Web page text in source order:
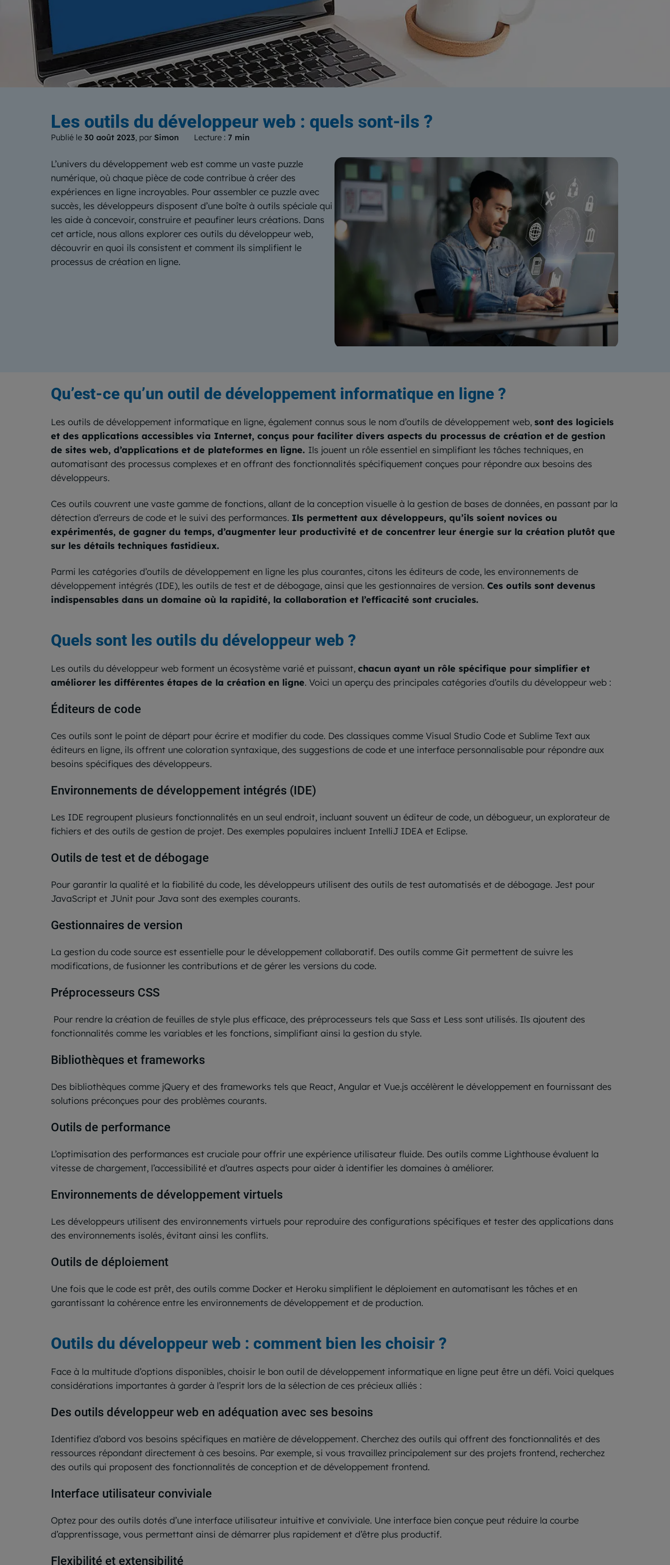
Le blogdu Centre Européen de Formation
Les outils du développeur web : quels sont-ils ?
Publié le 30 août 2023, par Simon Lecture : 7 min
L’univers du développement web est comme un vaste puzzle
numérique, où chaque pièce de code contribue à créer des
expériences en ligne incroyables. Pour assembler ce puzzle avec
succès, les développeurs disposent d’une boîte à outils spéciale qui
les aide à concevoir, construire et peaufiner leurs créations. Dans
cet article, nous allons explorer ces outils du développeur web,
découvrir en quoi ils consistent et comment ils simplifient le
processus de création en ligne.
Qu’est-ce qu’un outil de développement informatique en ligne ?
Les outils de développement informatique en ligne, également connus sous le nom d’outils de développement web, sont des logiciels
et des applications accessibles via Internet, conçus pour faciliter divers aspects du processus de création et de gestion
de sites web, d’applications et de plateformes en ligne. Ils jouent un rôle essentiel en simplifiant les tâches techniques, en
automatisant des processus complexes et en offrant des fonctionnalités spécifiquement conçues pour répondre aux besoins des
développeurs.
Ces outils couvrent une vaste gamme de fonctions, allant de la conception visuelle à la gestion de bases de données, en passant par la
détection d’erreurs de code et le suivi des performances. Ils permettent aux développeurs, qu’ils soient novices ou
expérimentés, de gagner du temps, d’augmenter leur productivité et de concentrer leur énergie sur la création plutôt que
sur les détails techniques fastidieux.
Parmi les catégories d’outils de développement en ligne les plus courantes, citons les éditeurs de code, les environnements de
développement intégrés (IDE), les outils de test et de débogage, ainsi que les gestionnaires de version. Ces outils sont devenus
indispensables dans un domaine où la rapidité, la collaboration et l’efficacité sont cruciales.
Quels sont les outils du développeur web ?
Les outils du développeur web forment un écosystème varié et puissant, chacun ayant un rôle spécifique pour simplifier et
améliorer les différentes étapes de la création en ligne. Voici un aperçu des principales catégories d’outils du développeur web :
Éditeurs de code
Ces outils sont le point de départ pour écrire et modifier du code. Des classiques comme Visual Studio Code et Sublime Text aux
éditeurs en ligne, ils offrent une coloration syntaxique, des suggestions de code et une interface personnalisable pour répondre aux
besoins spécifiques des développeurs.
Environnements de développement intégrés (IDE)
Les IDE regroupent plusieurs fonctionnalités en un seul endroit, incluant souvent un éditeur de code, un débogueur, un explorateur de
fichiers et des outils de gestion de projet. Des exemples populaires incluent IntelliJ IDEA et Eclipse.
Outils de test et de débogage
Pour garantir la qualité et la fiabilité du code, les développeurs utilisent des outils de test automatisés et de débogage. Jest pour
JavaScript et JUnit pour Java sont des exemples courants.
Gestionnaires de version
La gestion du code source est essentielle pour le développement collaboratif. Des outils comme Git permettent de suivre les
modifications, de fusionner les contributions et de gérer les versions du code.
Préprocesseurs CSS
Pour rendre la création de feuilles de style plus efficace, des préprocesseurs tels que Sass et Less sont utilisés. Ils ajoutent des
fonctionnalités comme les variables et les fonctions, simplifiant ainsi la gestion du style.
Bibliothèques et frameworks
Des bibliothèques comme jQuery et des frameworks tels que React, Angular et Vue.js accélèrent le développement en fournissant des
solutions préconçues pour des problèmes courants.
Outils de performance
L’optimisation des performances est cruciale pour offrir une expérience utilisateur fluide. Des outils comme Lighthouse évaluent la
vitesse de chargement, l’accessibilité et d’autres aspects pour aider à identifier les domaines à améliorer.
Environnements de développement virtuels
Les développeurs utilisent des environnements virtuels pour reproduire des configurations spécifiques et tester des applications dans
des environnements isolés, évitant ainsi les conflits.
Outils de déploiement
Une fois que le code est prêt, des outils comme Docker et Heroku simplifient le déploiement en automatisant les tâches et en
garantissant la cohérence entre les environnements de développement et de production.
Outils du développeur web : comment bien les choisir ?
Face à la multitude d’options disponibles, choisir le bon outil de développement informatique en ligne peut être un défi. Voici quelques
considérations importantes à garder à l’esprit lors de la sélection de ces précieux alliés :
Des outils développeur web en adéquation avec ses besoins
Identifiez d’abord vos besoins spécifiques en matière de développement. Cherchez des outils qui offrent des fonctionnalités et des
ressources répondant directement à ces besoins. Par exemple, si vous travaillez principalement sur des projets frontend, recherchez
des outils qui proposent des fonctionnalités de conception et de développement frontend.
Interface utilisateur conviviale
Optez pour des outils dotés d’une interface utilisateur intuitive et conviviale. Une interface bien conçue peut réduire la courbe
d’apprentissage, vous permettant ainsi de démarrer plus rapidement et d’être plus productif.
Flexibilité et extensibilité